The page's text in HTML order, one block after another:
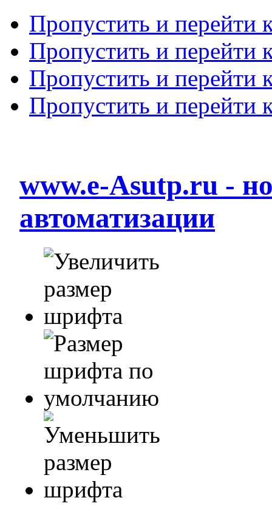
Пропустить и перейти
Пропустить и перейти
Пропустить и перейти
Пропустить и перейти
www.e-Asutp.ru -
автоматизации